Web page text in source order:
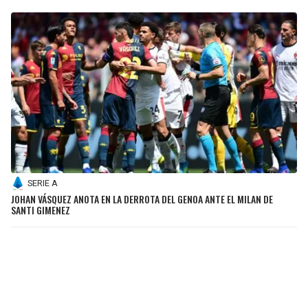
SERIE A
JOHAN VÁSQUEZ ANOTA EN LA DERROTA DEL GENOA ANTE EL MILAN DE
SANTI GIMENEZ